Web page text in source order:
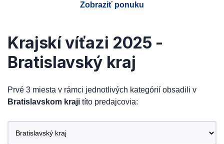
Zobraziť ponuku
Krajskí víťazi 2025 -
Bratislavský kraj
Prvé 3 miesta v rámci jednotlivých kategórií obsadili v
Bratislavskom kraji títo predajcovia: